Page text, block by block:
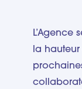
L’Agence
la